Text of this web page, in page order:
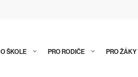
O ŠKOLE PRO RODIČE PRO ŽÁKY